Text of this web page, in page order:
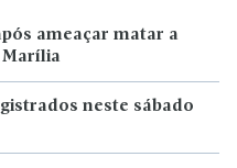
ameaçar matar a
neste sábado